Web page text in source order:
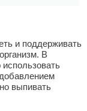
и поддерживать
В
использовать
выпивать